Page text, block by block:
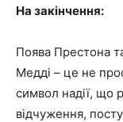
На закінчення:
Поява Престона
Медді – це не
символ надії, що
відчуження,